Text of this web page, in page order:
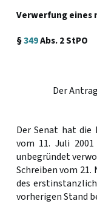
Verwerfung eines
§349Abs. 2 StPO
Der
Der Senat hat die
vom 11. Juli
unbegründet
Schreiben vom 21.
des
vorherigen Stand